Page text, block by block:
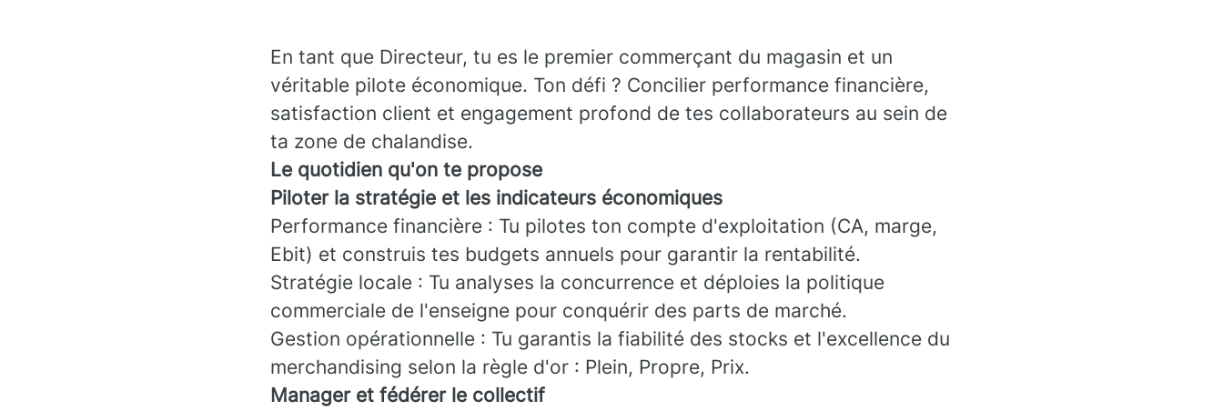
En tant que Directeur, tu es le premier commerçant du magasin et un
véritable pilote économique. Ton défi ? Concilier performance financière,
satisfaction client et engagement profond de tes collaborateurs au sein de
ta zone de chalandise.
Le quotidien qu'on te propose
Piloter la stratégie et les indicateurs économiques
Performance financière : Tu pilotes ton compte d'exploitation (CA, marge,
Ebit) et construis tes budgets annuels pour garantir la rentabilité.
Stratégie locale : Tu analyses la concurrence et déploies la politique
commerciale de l'enseigne pour conquérir des parts de marché.
Gestion opérationnelle : Tu garantis la fiabilité des stocks et l'excellence du
merchandising selon la règle d'or : Plein, Propre, Prix.
Manager et fédérer le collectif